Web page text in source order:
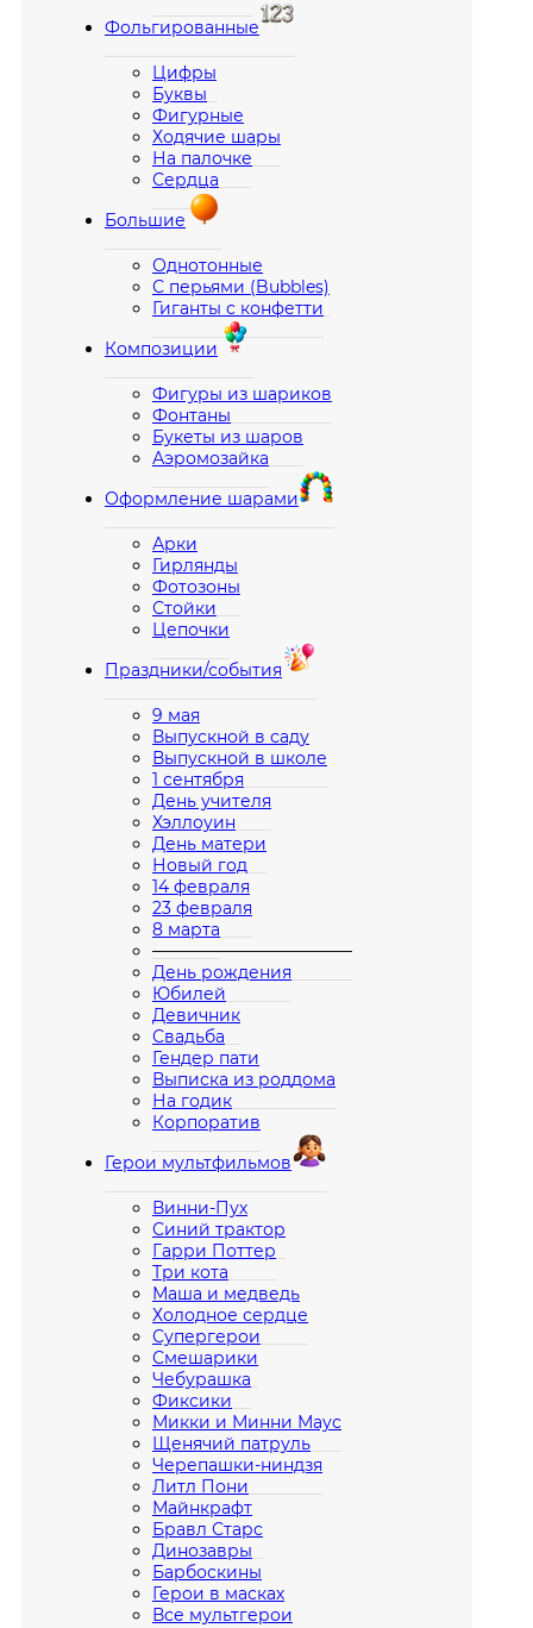
Фольгированные
Цифры
Буквы
Фигурные
Ходячие шары
На палочке
Сердца
Большие
Однотонные
С перьями (Bubbles)
Гиганты с конфетти
Композиции
Фигуры из шариков
Фонтаны
Букеты из шаров
Аэромозайка
Оформление шарами
Арки
Гирлянды
Фотозоны
Стойки
Цепочки
Праздники/события
9 мая
Выпускной в саду
Выпускной в школе
1 сентября
День учителя
Хэллоуин
День матери
Новый год
14 февраля
23 февраля
8 марта
————————————
День рождения
Юбилей
Девичник
Свадьба
Гендер пати
Выписка из роддома
На годик
Корпоратив
Герои мультфильмов
Винни-Пух
Синий трактор
Гарри Поттер
Три кота
Маша и медведь
Холодное сердце
Супергерои
Смешарики
Чебурашка
Фиксики
Микки и Минни Маус
Щенячий патруль
Черепашки-ниндзя
Литл Пони
Майнкрафт
Бравл Старс
Динозавры
Барбоскины
Герои в масках
Все мультгерои